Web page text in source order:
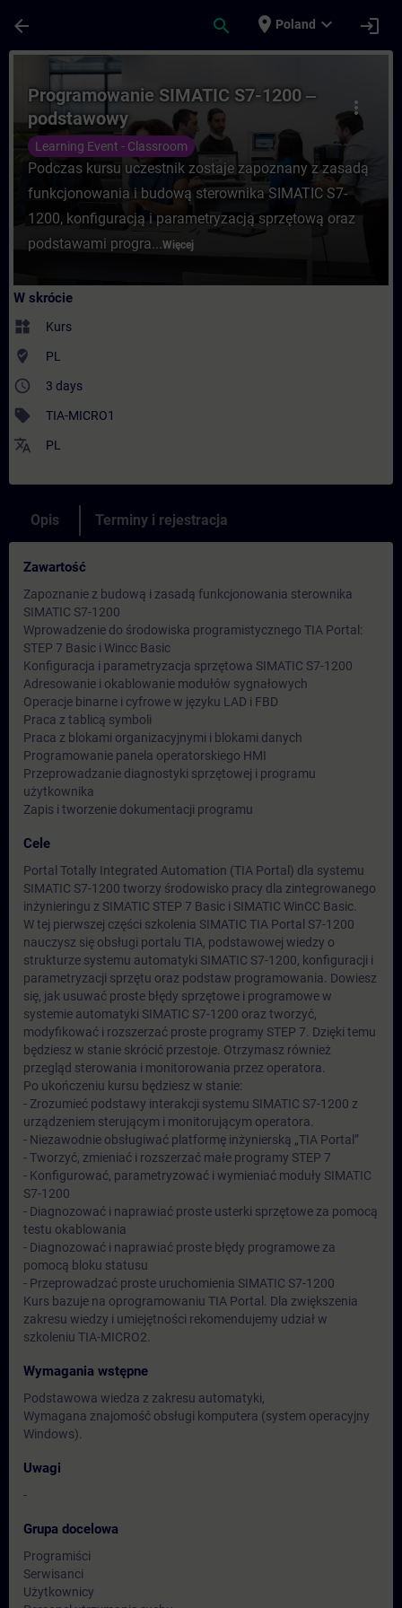
arrow_back search place Poland expand_more login
Kurs - Programowanie SIMATIC S7-
more_vert
Programowanie SIMATIC S7-1200 ‒
podstawowy
Learning Event - Classroom
Podczas kursu uczestnik zostaje zapoznany z zasadą
funkcjonowania i budową sterownika SIMATIC S7-
1200, konfiguracją i parametryzacją sprzętową oraz
podstawami progra...Więcej
W skrócie
widgets Kurs
where_to_vote PL
access_time 3 days
sell TIA-MICRO1
translate PL
Opis Terminy i rejestracja
Zawartość
Zapoznanie z budową i zasadą funkcjonowania sterownika
SIMATIC S7-1200
Wprowadzenie do środowiska programistycznego TIA Portal:
STEP 7 Basic i Wincc Basic
Konfiguracja i parametryzacja sprzętowa SIMATIC S7-1200
Adresowanie i okablowanie modułów sygnałowych
Operacje binarne i cyfrowe w języku LAD i FBD
Praca z tablicą symboli
Praca z blokami organizacyjnymi i blokami danych
Programowanie panela operatorskiego HMI
Przeprowadzanie diagnostyki sprzętowej i programu
użytkownika
Zapis i tworzenie dokumentacji programu
Cele
Portal Totally Integrated Automation (TIA Portal) dla systemu
SIMATIC S7-1200 tworzy środowisko pracy dla zintegrowanego
inżynieringu z SIMATIC STEP 7 Basic i SIMATIC WinCC Basic.
W tej pierwszej części szkolenia SIMATIC TIA Portal S7-1200
nauczysz się obsługi portalu TIA, podstawowej wiedzy o
strukturze systemu automatyki SIMATIC S7-1200, konfiguracji i
parametryzacji sprzętu oraz podstaw programowania. Dowiesz
się, jak usuwać proste błędy sprzętowe i programowe w
systemie automatyki SIMATIC S7-1200 oraz tworzyć,
modyfikować i rozszerzać proste programy STEP 7. Dzięki temu
będziesz w stanie skrócić przestoje. Otrzymasz również
przegląd sterowania i monitorowania przez operatora.
Po ukończeniu kursu będziesz w stanie:
- Zrozumieć podstawy interakcji systemu SIMATIC S7-1200 z
urządzeniem sterującym i monitorującym operatora.
- Niezawodnie obsługiwać platformę inżynierską „TIA Portal”
- Tworzyć, zmieniać i rozszerzać małe programy STEP 7
- Konfigurować, parametryzować i wymieniać moduły SIMATIC
S7-1200
- Diagnozować i naprawiać proste usterki sprzętowe za pomocą
testu okablowania
- Diagnozować i naprawiać proste błędy programowe za
pomocą bloku statusu
- Przeprowadzać proste uruchomienia SIMATIC S7-1200
Kurs bazuje na oprogramowaniu TIA Portal. Dla zwiększenia
zakresu wiedzy i umiejętności rekomendujemy udział w
szkoleniu TIA-MICRO2.
Wymagania wstępne
Podstawowa wiedza z zakresu automatyki,
Wymagana znajomość obsługi komputera (system operacyjny
Windows).
Uwagi
-
Grupa docelowa
Programiści
Serwisanci
Użytkownicy